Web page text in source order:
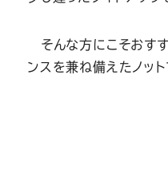
そんな方にこそおす
ンスを兼ね備えたノット